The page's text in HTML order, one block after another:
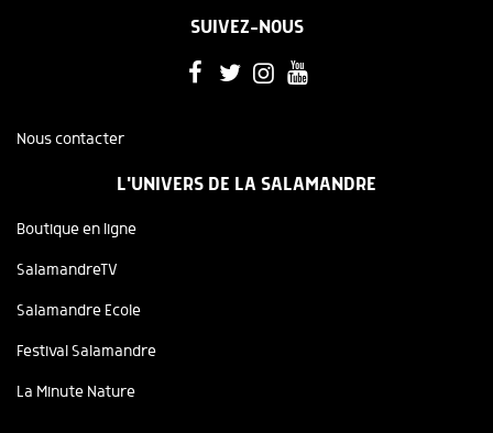
SUIVEZ-NOUS
Nous contacter
L'UNIVERS DE LA SALAMANDRE
Boutique en ligne
SalamandreTV
Salamandre Ecole
Festival Salamandre
La Minute Nature